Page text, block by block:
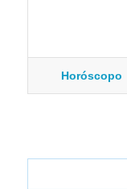
Horóscopo